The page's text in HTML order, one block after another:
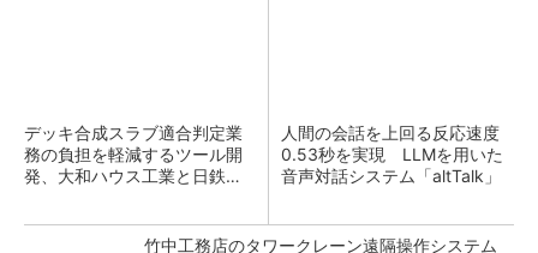
デッキ合成スラブ適合判定業
務の負担を軽減するツール開
発、大和ハウス工業と日鉄建
人間の会話を上回る反応速度
0.53秒を実現 LLMを用いた
音声対話システム「altTalk」
竹中工務店のタワークレーン遠隔操作システム